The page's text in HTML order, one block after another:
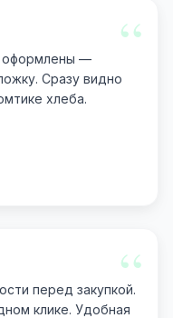
“
оформлены —
Сразу видно
хлеба.
“
перед закупкой.
клике. Удобная